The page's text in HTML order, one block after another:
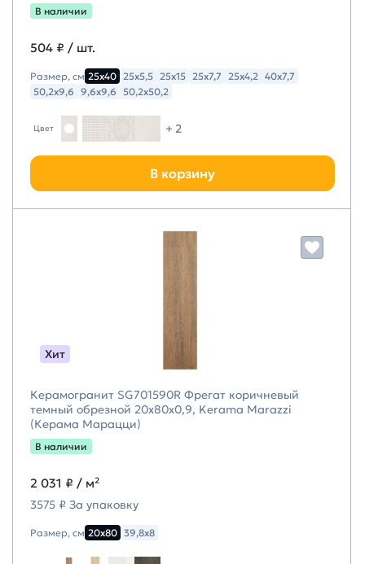
В наличии
504 ₽ / шт.
Размер, см 25х40 25х5,5 25х15 25х7,7 25х4,2 40х7,7
50,2х9,6 9,6х9,6 50,2х50,2
Цвет + 2
В корзину
Хит
Керамогранит SG701590R Фрегат коричневый
темный обрезной 20x80x0,9, Kerama Marazzi
(Керама Марацци)
В наличии
2 031 ₽ / м²
3575 ₽ За упаковку
Размер, см 20х80 39,8х8